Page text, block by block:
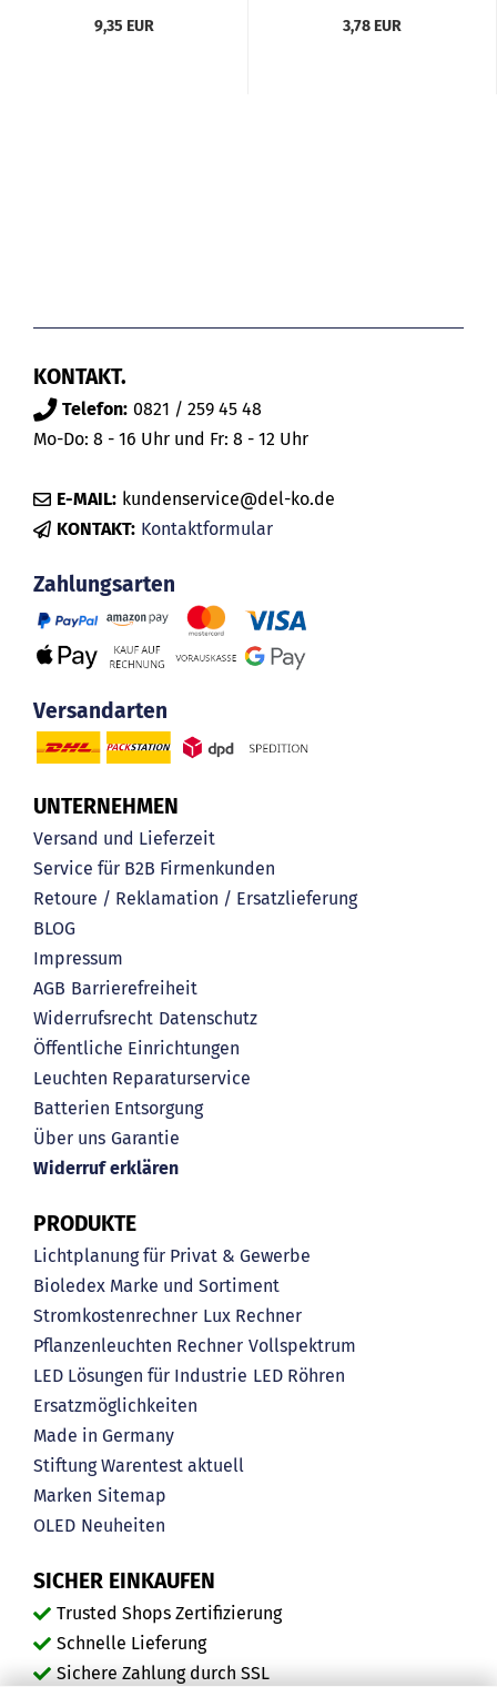
9,35 EUR 3,78 EUR
KONTAKT.
Telefon: 0821 / 259 45 48
Mo-Do: 8 - 16 Uhr und Fr: 8 - 12 Uhr
E-MAIL: kundenservice@del-ko.de
KONTAKT: Kontaktformular
Zahlungsarten
Versandarten
UNTERNEHMEN
Versand und Lieferzeit
Service für B2B Firmenkunden
Retoure / Reklamation / Ersatzlieferung
BLOG
Impressum
AGB Barrierefreiheit
Widerrufsrecht Datenschutz
Öffentliche Einrichtungen
Leuchten Reparaturservice
Batterien Entsorgung
Über uns Garantie
Widerruf erklären
PRODUKTE
Lichtplanung für Privat & Gewerbe
Bioledex Marke und Sortiment
Stromkostenrechner Lux Rechner
Pflanzenleuchten Rechner Vollspektrum
LED Lösungen für Industrie LED Röhren
Ersatzmöglichkeiten
Made in Germany
Stiftung Warentest aktuell
Marken Sitemap
OLED Neuheiten
SICHER EINKAUFEN
Trusted Shops Zertifizierung
Schnelle Lieferung
Sichere Zahlung durch SSL